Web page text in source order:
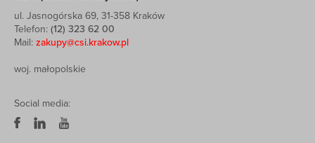
ul. Jasnogórska 69, 31-358 Kraków
Telefon: (12) 323 62 00
Mail: zakupy@csi.krakow.pl
woj. małopolskie
Social media: